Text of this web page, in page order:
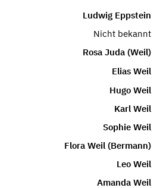
Ludwig Eppstein
Nicht bekannt
Rosa Juda (Weil)
Elias Weil
Hugo Weil
Karl Weil
Sophie Weil
Flora Weil (Bermann)
Leo Weil
Amanda Weil